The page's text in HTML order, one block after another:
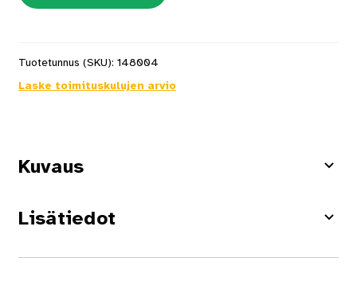
laturi
Tuotetunnus (SKU): 148004
Laske toimituskulujen arvio
Kuvaus
Lisätiedot